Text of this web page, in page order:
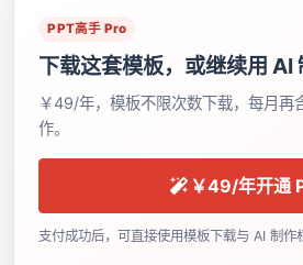
PPT高手 Pro
下载这套模板，或继续用 AI
￥49/年，模板不限次数下载，每月再
作。
￥49/年开通
支付成功后，可直接使用模板下载与 AI 制作